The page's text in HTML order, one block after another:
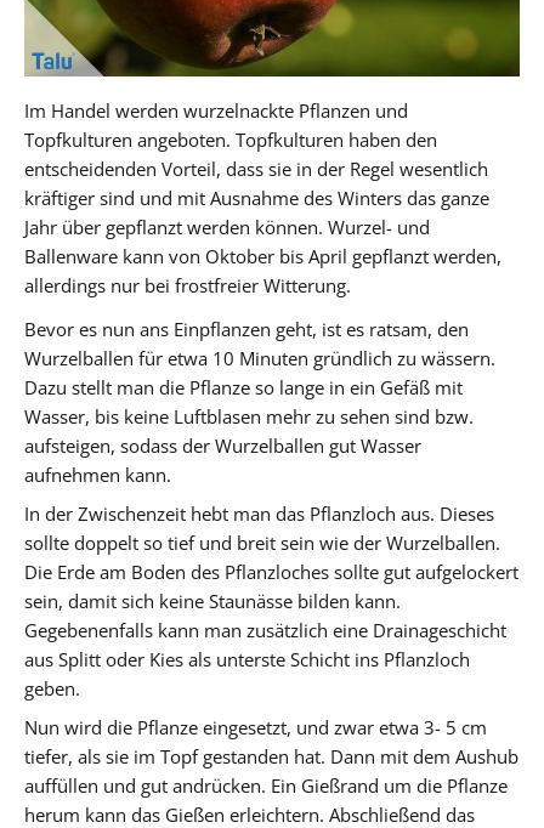
Im Handel werden wurzelnackte Pflanzen und
Topfkulturen angeboten. Topfkulturen haben den
entscheidenden Vorteil, dass sie in der Regel wesentlich
kräftiger sind und mit Ausnahme des Winters das ganze
Jahr über gepflanzt werden können. Wurzel- und
Ballenware kann von Oktober bis April gepflanzt werden,
allerdings nur bei frostfreier Witterung.
Bevor es nun ans Einpflanzen geht, ist es ratsam, den
Wurzelballen für etwa 10 Minuten gründlich zu wässern.
Dazu stellt man die Pflanze so lange in ein Gefäß mit
Wasser, bis keine Luftblasen mehr zu sehen sind bzw.
aufsteigen, sodass der Wurzelballen gut Wasser
aufnehmen kann.
In der Zwischenzeit hebt man das Pflanzloch aus. Dieses
sollte doppelt so tief und breit sein wie der Wurzelballen.
Die Erde am Boden des Pflanzloches sollte gut aufgelockert
sein, damit sich keine Staunässe bilden kann.
Gegebenenfalls kann man zusätzlich eine Drainageschicht
aus Splitt oder Kies als unterste Schicht ins Pflanzloch
geben.
Nun wird die Pflanze eingesetzt, und zwar etwa 3- 5 cm
tiefer, als sie im Topf gestanden hat. Dann mit dem Aushub
auffüllen und gut andrücken. Ein Gießrand um die Pflanze
herum kann das Gießen erleichtern. Abschließend das